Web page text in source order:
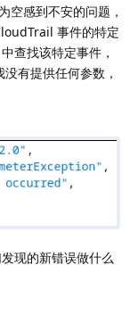
感到不安的问题，
事件的特定
查找该特定事件，
没有提供任何参数，
现的新错误做什么